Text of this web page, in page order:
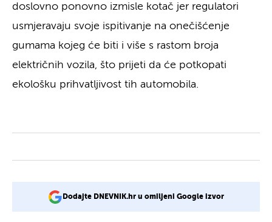
doslovno ponovno izmisle kotač jer regulatori
usmjeravaju svoje ispitivanje na onečišćenje
gumama kojeg će biti i više s rastom broja
električnih vozila, što prijeti da će potkopati
ekološku prihvatljivost tih automobila.
Dodajte DNEVNIK.hr u omiljeni Google izvor